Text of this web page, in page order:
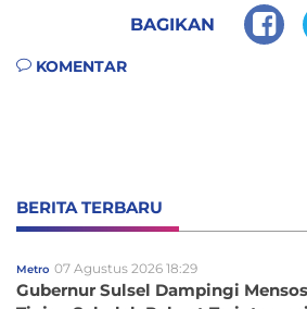
BAGIKAN
KOMENTAR
BERITA TERBARU
Metro 07 Agustus 2026 18:29
Gubernur Sulsel Dampingi Mensos